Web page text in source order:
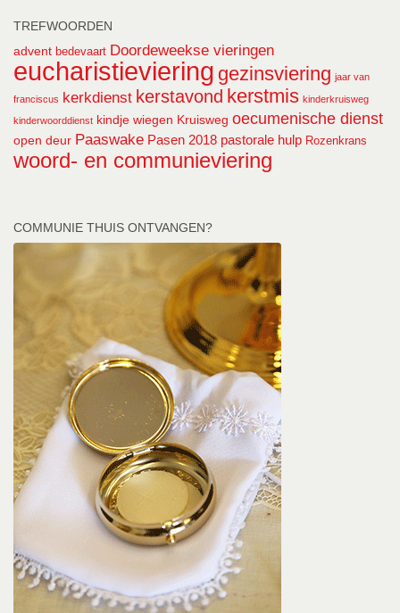
TREFWOORDEN
advent bedevaart Doordeweekse vieringen
eucharistieviering gezinsviering jaar van
franciscus kerkdienst kerstavond kerstmis kinderkruisweg
kinderwoorddienst kindje wiegen Kruisweg oecumenische dienst
open deur Paaswake Pasen 2018 pastorale hulp Rozenkrans
woord- en communieviering
COMMUNIE THUIS ONTVANGEN?